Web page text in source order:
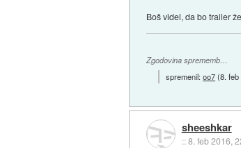
Boš videl, da bo trailer
Zgodovina sprememb…
spremenil:oo7(8. feb
sheeshkar
::8. feb 2016,